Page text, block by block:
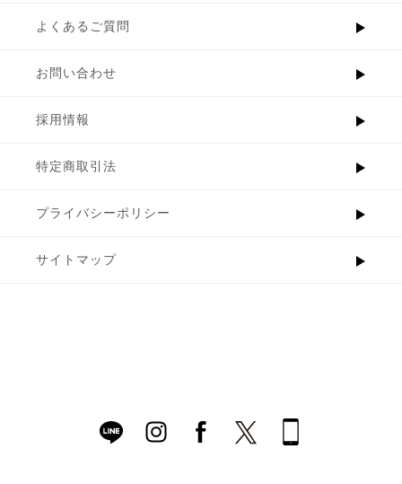
よくあるご質問
お問い合わせ
採用情報
特定商取引法
プライバシーポリシー
サイトマップ